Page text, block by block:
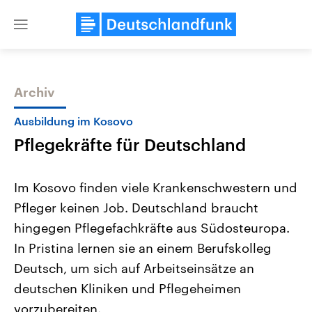
Close
Themen
Landtagswahl Sachsen-Anhalt
2026
Alle Informationen
Sachsen-Anhalt wählt am 6.
September 2026 einen neuen
Bundesland von einer Koalition aus
USA
Aktuelle Beiträge,
Hintergründe
Wirtschaftlich und
gehören die Vereinigten
den mächtigsten Ländern
Archiv
Ausbildung im Kosovo
Pflegekräfte für Deutschland
Im Kosovo finden viele Krankenschwestern und
Pfleger keinen Job. Deutschland braucht
hingegen Pflegefachkräfte aus Südosteuropa.
In Pristina lernen sie an einem Berufskolleg
Deutsch, um sich auf Arbeitseinsätze an
deutschen Kliniken und Pflegeheimen
vorzubereiten.